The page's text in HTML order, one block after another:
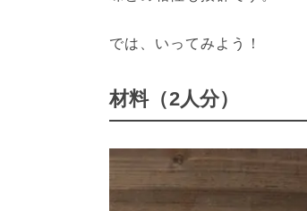
では、いってみよう！
材料（2人分）